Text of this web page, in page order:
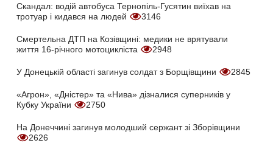
Скандал: водій автобуса Тернопіль-Гусятин виїхав на
тротуар і кидався на людей
3146
Смертельна ДТП на Козівщині: медики не врятували
життя 16-річного мотоцикліста
2948
У Донецькій області загинув солдат з Борщівщини 2845
«Агрон», «Дністер» та «Нива» дізналися суперників у
Кубку України
2750
На Донеччині загинув молодший сержант зі Зборівщини
2626